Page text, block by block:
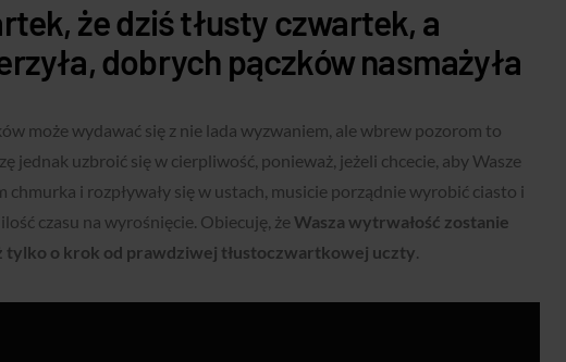
że dziś tłusty czwartek, a
dobrych pączków nasmażyła
może wydawać się z nie lada wyzwaniem, ale wbrew pozorom to
jednak uzbroić się w cierpliwość, ponieważ, jeżeli chcecie, aby Wasze
chmurka i rozpływały się w ustach, musicie porządnie wyrobić ciasto i
czasu na wyrośnięcie. Obiecuję, że Wasza wytrwałość zostanie
tylko o krok od prawdziwej tłustoczwartkowej uczty.